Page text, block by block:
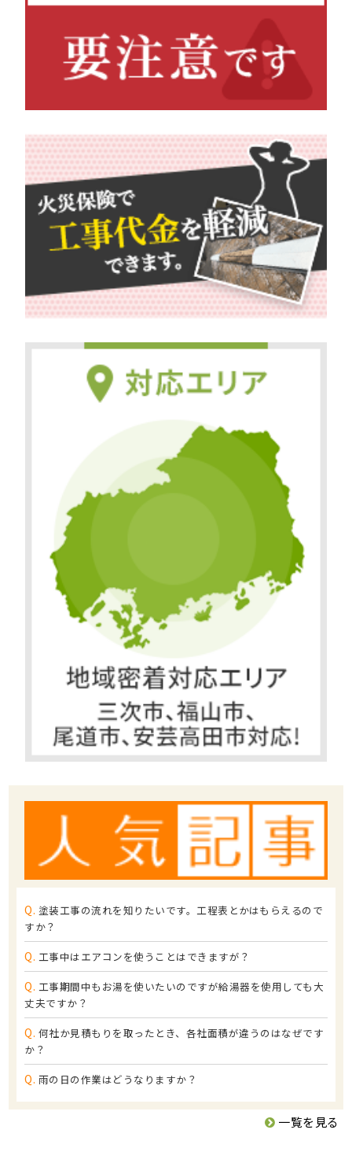
Q. 塗装工事の流れを知りたいです。工程表とかはもらえるので
すか？
Q. 工事中はエアコンを使うことはできますが？
Q. 工事期間中もお湯を使いたいのですが給湯器を使用しても大
丈夫ですか？
Q. 何社か見積もりを取ったとき、各社面積が違うのはなぜです
か？
Q. 雨の日の作業はどうなりますか？
一覧を見る